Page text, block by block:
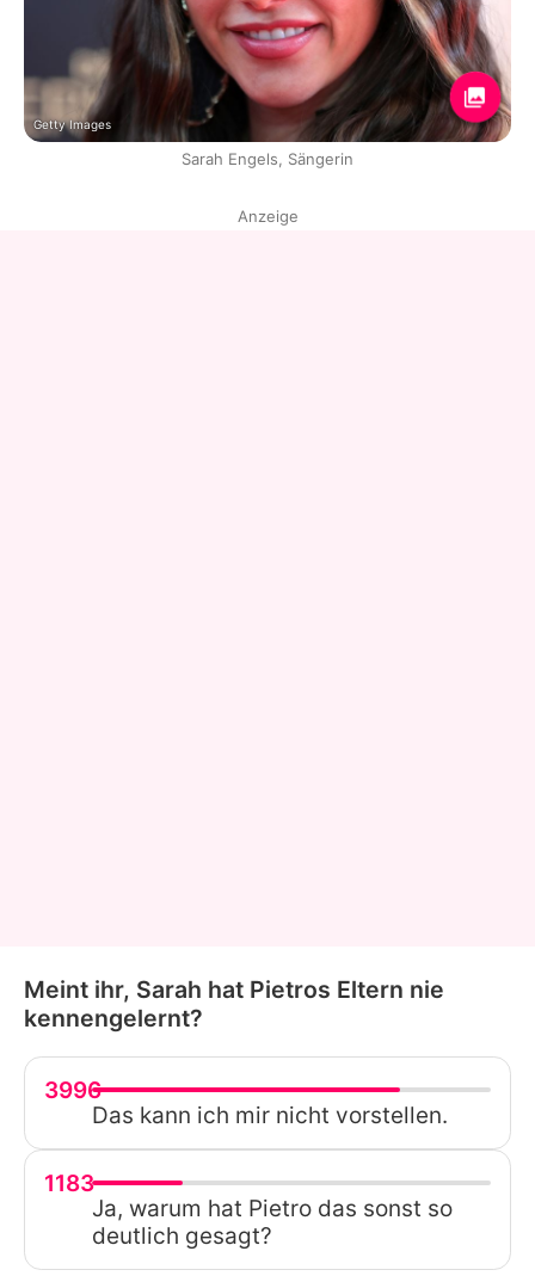
Getty Images
Sarah Engels, Sängerin
Anzeige
Meint ihr, Sarah hat Pietros Eltern nie
kennengelernt?
3996
Das kann ich mir nicht vorstellen.
1183
Ja, warum hat Pietro das sonst so
deutlich gesagt?